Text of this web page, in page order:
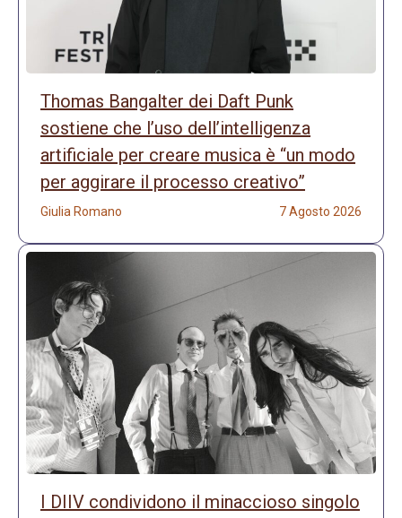
Thomas Bangalter dei Daft Punk
sostiene che l’uso dell’intelligenza
artificiale per creare musica è “un modo
per aggirare il processo creativo”
Giulia Romano 7 Agosto 2026
I DIIV condividono il minaccioso singolo